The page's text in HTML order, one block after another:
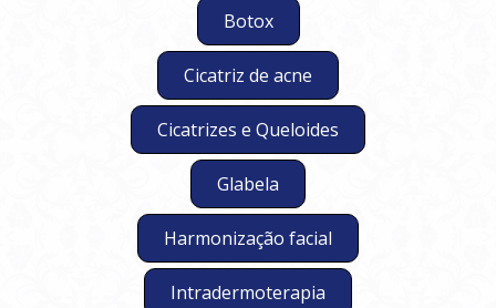
Botox
Cicatriz de acne
Cicatrizes e Queloides
Glabela
Harmonização facial
Intradermoterapia